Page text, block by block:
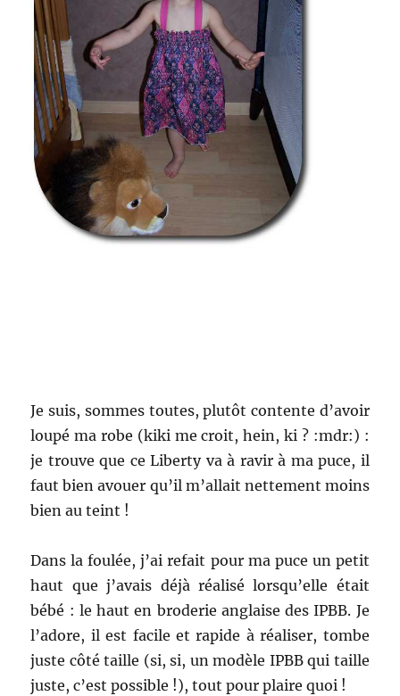
Je suis, sommes toutes, plutôt contente d’avoir
loupé ma robe (kiki me croit, hein, ki ? :mdr:) :
je trouve que ce Liberty va à ravir à ma puce, il
faut bien avouer qu’il m’allait nettement moins
bien au teint !
Dans la foulée, j’ai refait pour ma puce un petit
haut que j’avais déjà réalisé lorsqu’elle était
bébé : le haut en broderie anglaise des IPBB. Je
l’adore, il est facile et rapide à réaliser, tombe
juste côté taille (si, si, un modèle IPBB qui taille
juste, c’est possible !), tout pour plaire quoi !